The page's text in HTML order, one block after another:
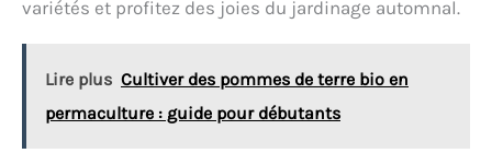
variétés et profitez des joies du jardinage automnal.
Lire plus Cultiver des pommes de terre bio en
permaculture : guide pour débutants